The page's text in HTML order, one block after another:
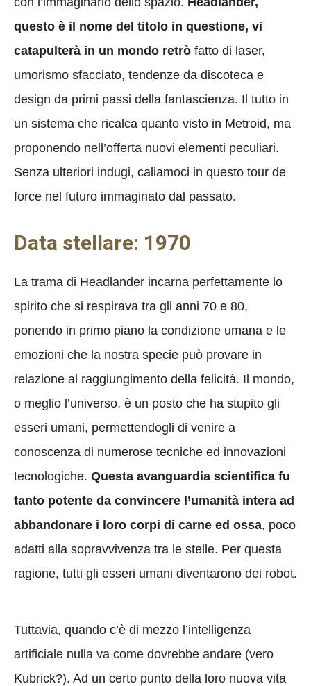
questo è il nome del titolo in questione, vi
catapulterà in un mondo retrò fatto di laser,
umorismo sfacciato, tendenze da discoteca e
design da primi passi della fantascienza. Il tutto in
un sistema che ricalca quanto visto in Metroid, ma
proponendo nell’offerta nuovi elementi peculiari.
Senza ulteriori indugi, caliamoci in questo tour de
force nel futuro immaginato dal passato.
Data stellare: 1970
La trama di Headlander incarna perfettamente lo
spirito che si respirava tra gli anni 70 e 80,
ponendo in primo piano la condizione umana e le
emozioni che la nostra specie può provare in
relazione al raggiungimento della felicità. Il mondo,
o meglio l’universo, è un posto che ha stupito gli
esseri umani, permettendogli di venire a
conoscenza di numerose tecniche ed innovazioni
tecnologiche. Questa avanguardia scientifica fu
tanto potente da convincere l’umanità intera ad
abbandonare i loro corpi di carne ed ossa, poco
adatti alla sopravvivenza tra le stelle. Per questa
ragione, tutti gli esseri umani diventarono dei robot.
Tuttavia, quando c’è di mezzo l’intelligenza
artificiale nulla va come dovrebbe andare (vero
Kubrick?). Ad un certo punto della loro nuova vita